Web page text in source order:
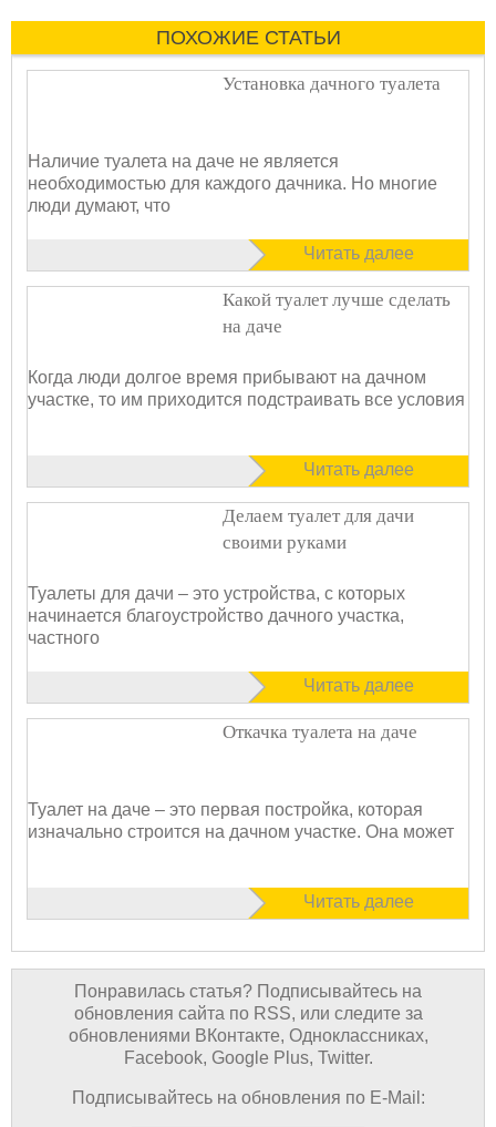
ПОХОЖИЕ СТАТЬИ
Установка дачного туалета
Наличие туалета на даче не является
необходимостью для каждого дачника. Но многие
люди думают, что
Читать далее
Какой туалет лучше сделать
на даче
Когда люди долгое время прибывают на дачном
участке, то им приходится подстраивать все условия
Читать далее
Делаем туалет для дачи
своими руками
Туалеты для дачи – это устройства, с которых
начинается благоустройство дачного участка,
частного
Читать далее
Откачка туалета на даче
Туалет на даче – это первая постройка, которая
изначально строится на дачном участке. Она может
Читать далее
Понравилась статья? Подписывайтесь на
обновления сайта по RSS, или следите за
обновлениями ВКонтакте, Одноклассниках,
Facebook, Google Plus, Twitter.
Подписывайтесь на обновления по E-Mail: